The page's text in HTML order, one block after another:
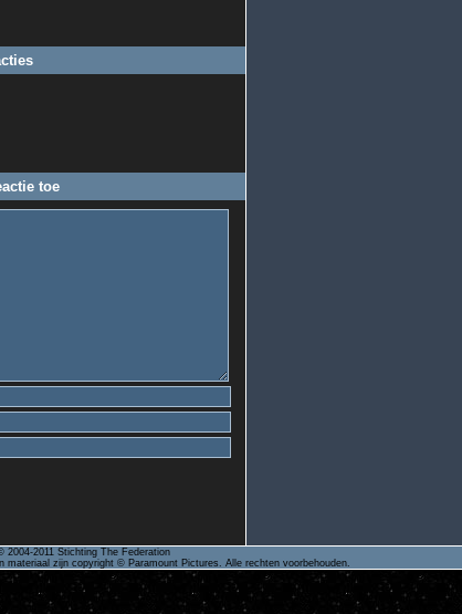
toe
2004-2011 Stichting The Federation
materiaal zijn copyright © Paramount Pictures. Alle rechten voorbehouden.